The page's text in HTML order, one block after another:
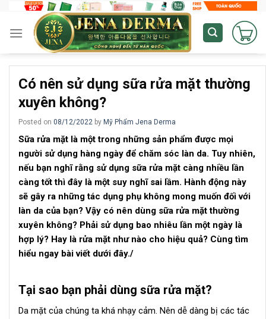
content
Có nên sử dụng sữa rửa mặt thường
xuyên không?
Posted on 08/12/2022 by Mỹ Phẩm Jena Derma
Sữa rửa mặt là một trong những sản phẩm được mọi
người sử dụng hàng ngày để chăm sóc làn da. Tuy nhiên,
nếu bạn nghĩ rằng sử dụng sữa rửa mặt càng nhiều lần
càng tốt thì đây là một suy nghĩ sai lầm. Hành động này
sẽ gây ra những tác dụng phụ không mong muốn đối với
làn da của bạn? Vậy có nên dùng sữa rửa mặt thường
xuyên không? Phải sử dụng bao nhiêu lần một ngày là
hợp lý? Hay là rửa mặt như nào cho hiệu quả? Cùng tìm
hiểu ngay bài viết dưới đây./
Tại sao bạn phải dùng sữa rửa mặt?
Da mặt của chúng ta khá nhạy cảm. Nên dễ dàng bị các tác